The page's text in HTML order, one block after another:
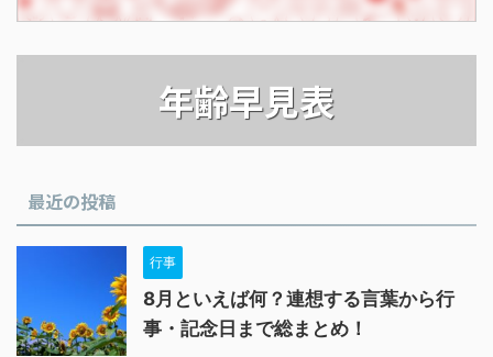
年齢早見表
最近の投稿
行事
8月といえば何？連想する言葉から行
事・記念日まで総まとめ！